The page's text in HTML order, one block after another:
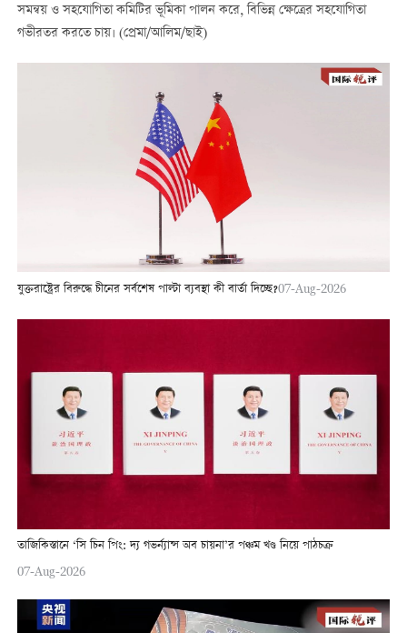
সমন্বয় ও সহযোগিতা কমিটির ভূমিকা পালন করে, বিভিন্ন ক্ষেত্রের সহযোগিতা
গভীরতর করতে চায়। (প্রেমা/আলিম/ছাই)
যুক্তরাষ্ট্রের বিরুদ্ধে চীনের সর্বশেষ পাল্টা ব্যবস্থা কী বার্তা দিচ্ছে?07-Aug-2026
তাজিকিস্তানে ‘সি চিন পিং: দ্য গভর্ন্যান্স অব চায়না’র পঞ্চম খণ্ড নিয়ে পাঠচক্র
07-Aug-2026